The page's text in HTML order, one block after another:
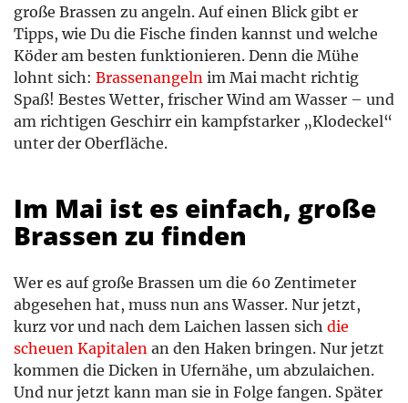
große Brassen zu angeln. Auf einen Blick gibt er
Tipps, wie Du die Fische finden kannst und welche
Köder am besten funktionieren. Denn die Mühe
lohnt sich: Brassenangeln im Mai macht richtig
Spaß! Bestes Wetter, frischer Wind am Wasser – und
am richtigen Geschirr ein kampfstarker „Klodeckel“
unter der Oberfläche.
Im Mai ist es einfach, große
Brassen zu finden
Wer es auf große Brassen um die 60 Zentimeter
abgesehen hat, muss nun ans Wasser. Nur jetzt,
kurz vor und nach dem Laichen lassen sich die
scheuen Kapitalen an den Haken bringen. Nur jetzt
kommen die Dicken in Ufernähe, um abzulaichen.
Und nur jetzt kann man sie in Folge fangen. Später